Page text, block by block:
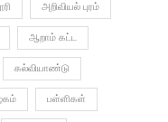
அறிவியல் புரம்
ஆறாம் கட்ட
கல்வியாண்டு
பள்ளிகள்